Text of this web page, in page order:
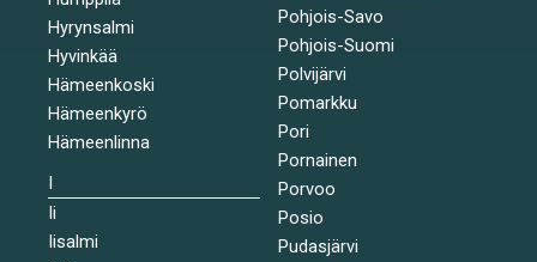
Hyrynsalmi
Hyvinkää
Hämeenkoski
Hämeenkyrö
Hämeenlinna
I
Ii
Iisalmi
Pohjois-Savo
Pohjois-Suomi
Polvijärvi
Pomarkku
Pori
Pornainen
Porvoo
Posio
Pudasjärvi